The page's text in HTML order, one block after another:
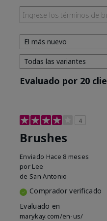
Evaluado por 20
4
Brushes
Enviado Hace 8 meses
por Lee
de San Antonio
Comprador verificado
Evaluado en
marykay.com/en-us/